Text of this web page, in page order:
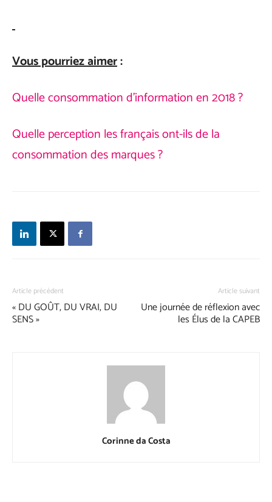
Vous pourriez aimer:
Quelle consommation d’information en 2018 ?
Quelle perception les français ont-ils de la
consommation des marques ?
Article précédent
« DU GOÛT, DU VRAI, DU
SENS »
Article suivant
Une journée de réflexion avec
les Élus de la CAPEB
Corinne da Costa